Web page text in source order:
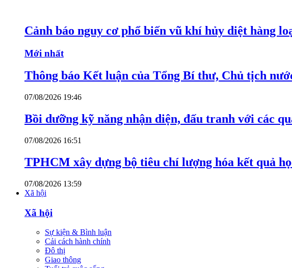
Cảnh báo nguy cơ phổ biến vũ khí hủy diệt hàng
Mới nhất
Thông báo Kết luận của Tổng Bí thư, Chủ tịch
07/08/2026 19:46
Bồi dưỡng kỹ năng nhận diện, đấu tranh với các
07/08/2026 16:51
TPHCM xây dựng bộ tiêu chí lượng hóa kết quả
07/08/2026 13:59
Xã hội
Xã hội
Sự kiện & Bình luận
Cải cách hành chính
Đô thị
Giao thông